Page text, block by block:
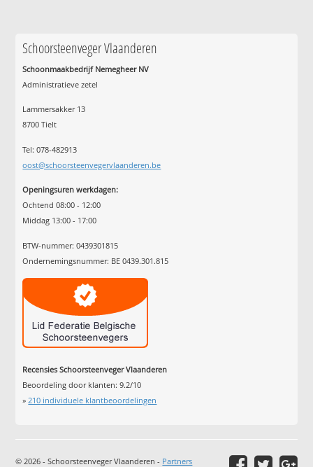
Schoorsteenveger Vlaanderen
Schoonmaakbedrijf Nemegheer NV
Administratieve zetel
Lammersakker 13
8700 Tielt
Tel: 078-482913
oost@schoorsteenvegervlaanderen.be
Openingsuren werkdagen:
Ochtend 08:00 - 12:00
Middag 13:00 - 17:00
BTW-nummer: 0439301815
Ondernemingsnummer: BE 0439.301.815
Recensies Schoorsteenveger Vlaanderen
Beoordeling door klanten:9.2/10
»210 individuele klantbeoordelingen
© 2026 - Schoorsteenveger Vlaanderen - Partners